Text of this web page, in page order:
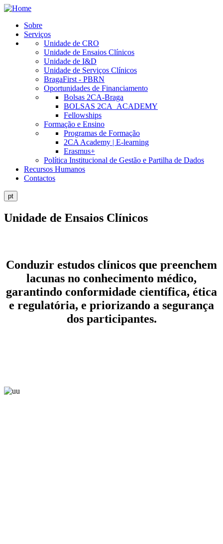
Skip
main
content
Public
Sobre
Serviços
Unidade de CRO
Unidade de Ensaios Clínicos
Unidade de I&D
Unidade de Serviços Clínicos
BragaFirst - PBRN
Oportunidades de Financiamento
Bolsas 2CA-Braga
BOLSAS 2CA_ACADEMY
Fellowships
Formação e Ensino
Programas de Formação
2CA Academy | E-learning
Erasmus+
Política Institucional de Gestão e Partilha de Dados
Recursos Humanos
Contactos
pt
Unidade de Ensaios Clínicos
Conduzir estudos clínicos que preenchem
lacunas no conhecimento médico,
garantindo conformidade científica, ética
e regulatória, e priorizando a segurança
dos participantes.